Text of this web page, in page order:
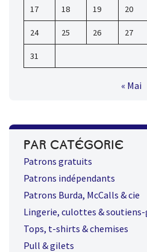
17 18 19 20
24 25 26 27
31
« Mai
PAR CATÉGORIE
Patrons gratuits
Patrons indépendants
Patrons Burda, McCalls & cie
Lingerie, culottes &
Tops, t-shirts & chemises
Pull & gilets